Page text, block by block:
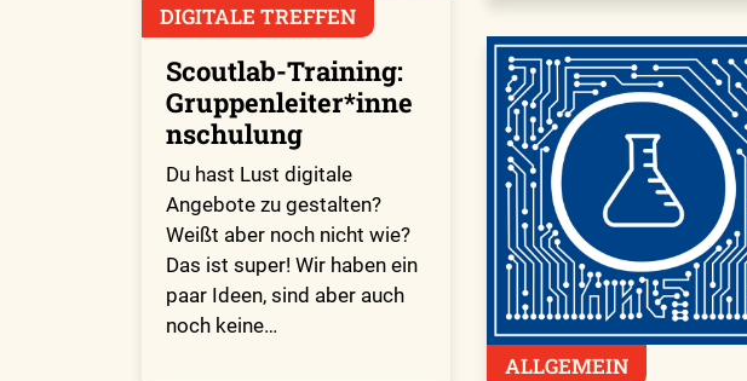
DIGITALE TREFFEN
Scoutlab-Training:
Gruppenleiter*inne
nschulung
Du hast Lust digitale
Angebote zu gestalten?
Weißt aber noch nicht wie?
Das ist super! Wir haben ein
paar Ideen, sind aber auch
noch keine…
ALLGEMEIN